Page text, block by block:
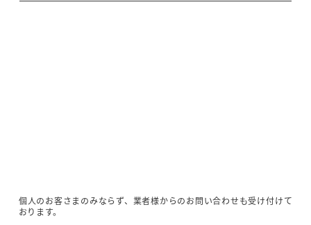
個人のお客さまのみならず、業者様からのお問い合わせも受け付けて
おります。